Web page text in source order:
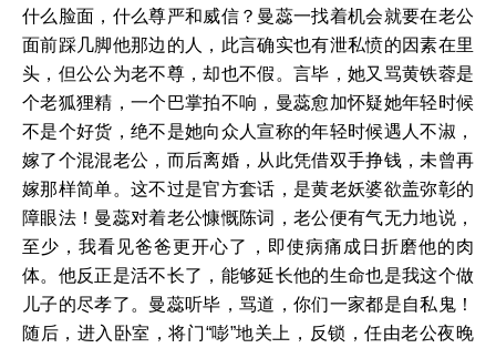
什么脸面，什么尊严和威信？曼蕊一找着机会就要在老公
面前踩几脚他那边的人，此言确实也有泄私愤的因素在里
头，但公公为老不尊，却也不假。言毕，她又骂黄铁蓉是
个老狐狸精，一个巴掌拍不响，曼蕊愈加怀疑她年轻时候
不是个好货，绝不是她向众人宣称的年轻时候遇人不淑，
嫁了个混混老公，而后离婚，从此凭借双手挣钱，未曾再
嫁那样简单。这不过是官方套话，是黄老妖婆欲盖弥彰的
障眼法！曼蕊对着老公慷慨陈词，老公便有气无力地说，
至少，我看见爸爸更开心了，即使病痛成日折磨他的肉
体。他反正是活不长了，能够延长他的生命也是我这个做
儿子的尽孝了。曼蕊听毕，骂道，你们一家都是自私鬼！
随后，进入卧室，将门“嘭”地关上，反锁，任由老公夜晚